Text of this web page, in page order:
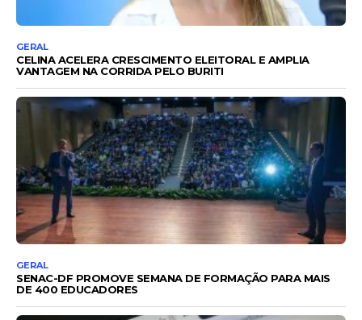
GERAL
CELINA ACELERA CRESCIMENTO ELEITORAL E AMPLIA
VANTAGEM NA CORRIDA PELO BURITI
GERAL
SENAC-DF PROMOVE SEMANA DE FORMAÇÃO PARA MAIS
DE 400 EDUCADORES